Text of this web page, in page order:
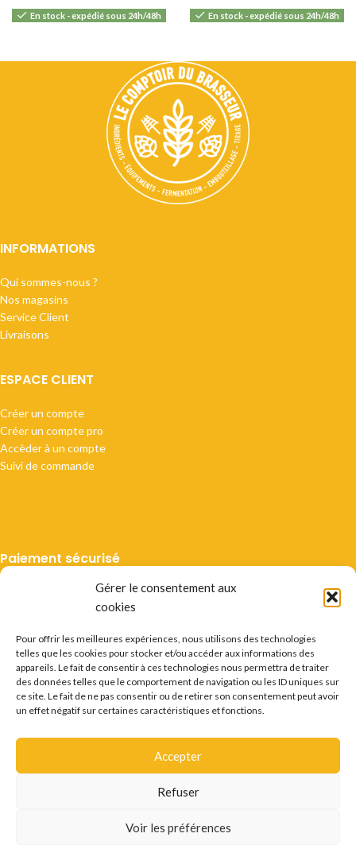
Gérer le consentement aux
cookies
Pour offrir les meilleures expériences, nous utilisons des technologies
telles que les cookies pour stocker et/ou accéder aux informations des
appareils. Le fait de consentir à ces technologies nous permettra de traiter
des données telles que le comportement de navigation ou les ID uniques sur
ce site. Le fait de ne pas consentir ou de retirer son consentement peut avoir
un effet négatif sur certaines caractéristiques et fonctions.
Accepter
Refuser
Voir les préférences
En stock - expédié sous 24h/48h En stock - expédié sous 24h/48h
INFORMATIONS
Qui sommes-nous ?
Nos magasins
Service Client
Livraisons
ESPACE CLIENT
Créer un compte
Créer un compte pro
Accèder à un compte
Suivi de commande
Paiement sécurisé
Livraison suivie
Vie privée
Recrutement
CONSOMMER AVEC MODÉRATION.